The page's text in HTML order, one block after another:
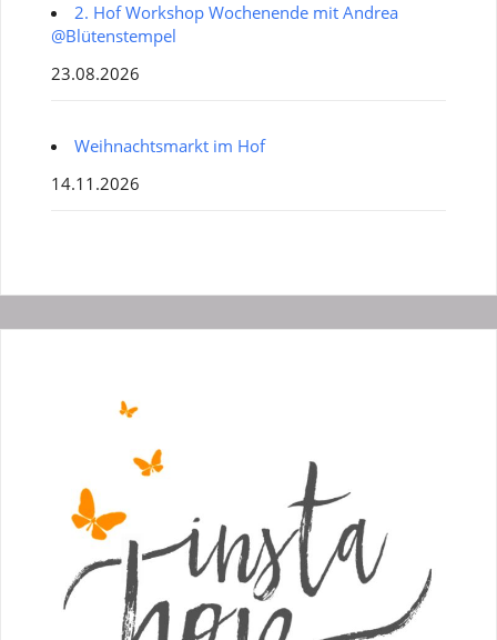
2. Hof Workshop Wochenende mit Andrea
@Blütenstempel
23.08.2026
Weihnachtsmarkt im Hof
14.11.2026